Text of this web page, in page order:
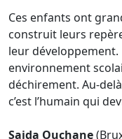
Ces enfants ont
construit leurs
leur développement.
environnement
déchirement. Au-
c’est l’humain qui
Saida Ouchane